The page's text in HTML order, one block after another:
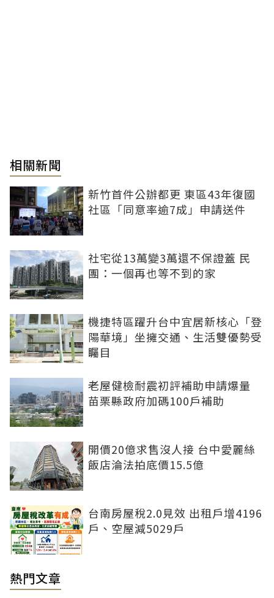
相關新聞
新竹首件公辦都更 東區43年復國
社區「同意率逾7成」申請送件
社宅從13萬變3萬還不保證蓋 民
團：一個再也等不到的家
機捷特區躍升台中宜居新核心「登
陽華境」坐擁交通、生活雙優勢受
矚目
老屋健檢耐震初評補助申請爆量
苗栗縣政府加碼100戶補助
開價20億求售沒人接 台中愛麗絲
飯店淪法拍底價15.5億
台南房屋稅2.0見效 出租戶增4196
戶、空屋減5029戶
熱門文章